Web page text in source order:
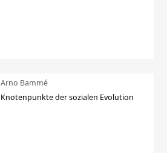
Arno Bammé
Knotenpunkte der sozialen Evolution